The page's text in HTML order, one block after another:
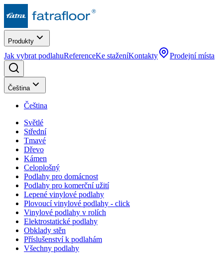
Produkty
Jak vybrat podlahuReferenceKe staženíKontakty Prodejní místa
Čeština
Čeština
Světlé
Střední
Tmavé
Dřevo
Kámen
Celoplošný
Podlahy pro domácnost
Podlahy pro komerční užití
Lepené vinylové podlahy
Plovoucí vinylové podlahy - click
Vinylové podlahy v rolích
Elektrostatické podlahy
Obklady stěn
Příslušenství k podlahám
Všechny podlahy